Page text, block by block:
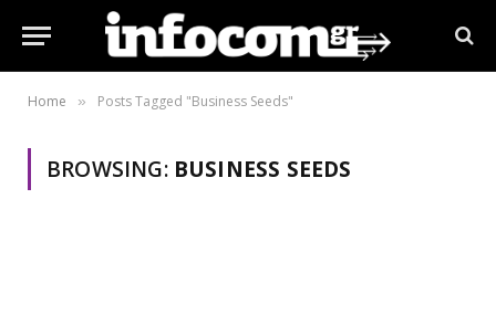
Home » Posts Tagged "Business Seeds"
BROWSING: BUSINESS SEEDS